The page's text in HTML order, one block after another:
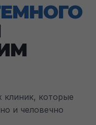
клиник, которые
и человечно